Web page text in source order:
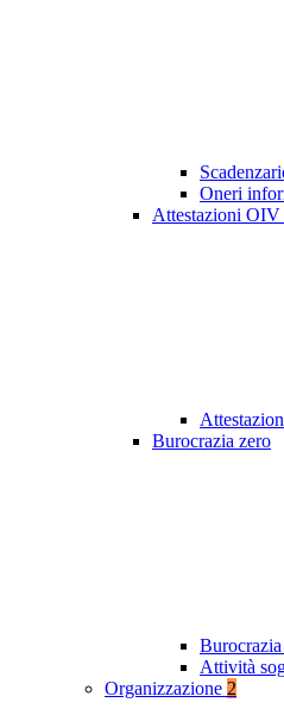
Oneri
Attestazioni OIV
Burocrazia zero
Attività
Organizzazione 2